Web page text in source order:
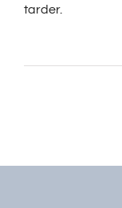
tarder.